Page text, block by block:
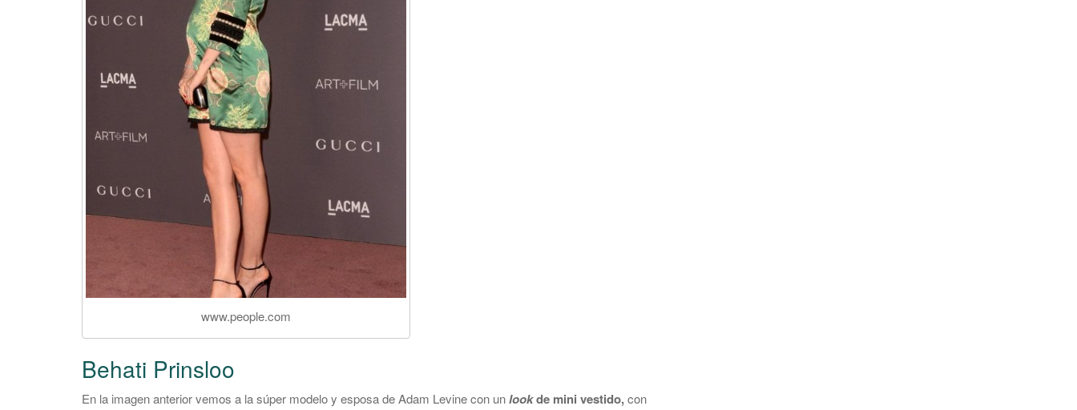
www.people.com
Behati Prinsloo
En la imagen anterior vemos a la súper modelo y esposa de Adam Levine con unlookde mini vestido,con